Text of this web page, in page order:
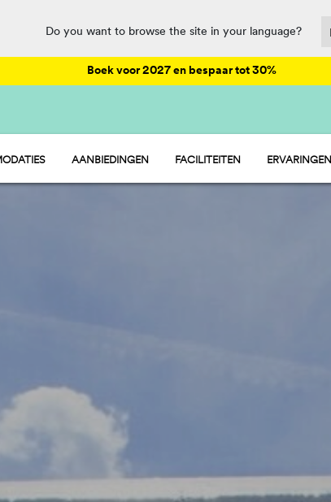
Do you want to browse the site in your language?
Boek voor 2027 en bespaar tot 30%
STANDPLAATSEN
AANBIEDINGEN FACILITEITEN
HORECA EN MARKT
ERVARINGEN